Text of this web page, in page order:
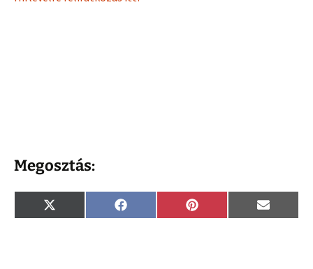
Megosztás:
Share
on
X
(
Share
on
F
a
Share
on
P
i
Share
on
E
m